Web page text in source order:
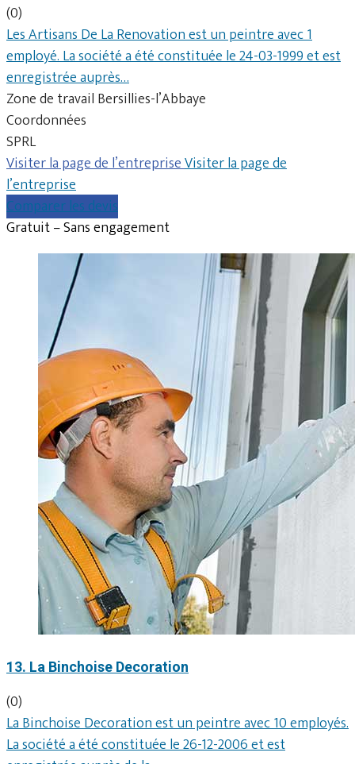
(0)
Les Artisans De La Renovation est un peintre avec 1
employé. La société a été constituée le 24-03-1999 et est
enregistrée auprès…
Zone de travail Bersillies-l’Abbaye
Coordonnées
SPRL
Visiter la page de l’entrepriseVisiter la page de
l’entreprise
Comparer les devis
Gratuit – Sans engagement
13. La Binchoise Decoration
(0)
La Binchoise Decoration est un peintre avec 10 employés.
La société a été constituée le 26-12-2006 et est